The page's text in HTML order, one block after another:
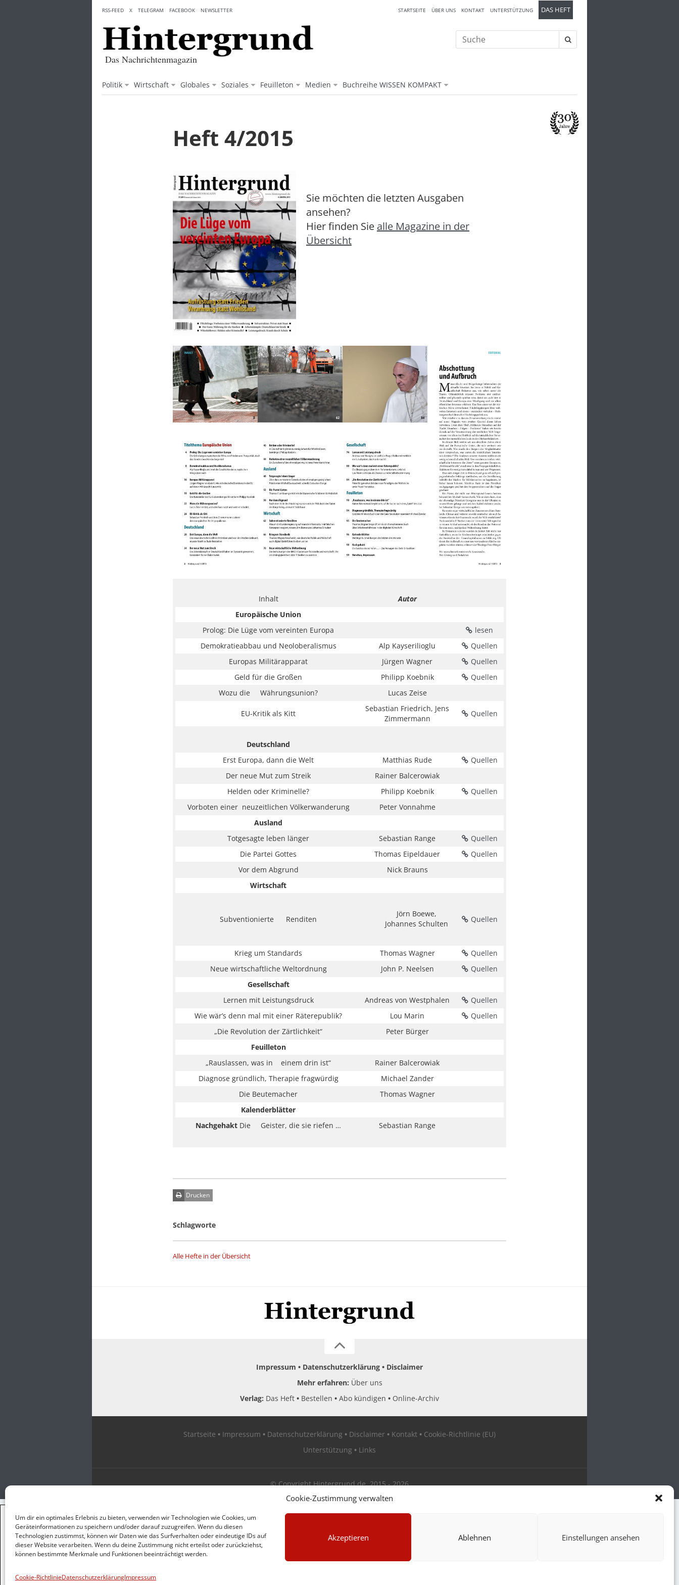
Cookie-Zustimmung verwalten
Um dir ein optimales Erlebnis zu bieten, verwenden wir Technologien wie Cookies, um
Geräteinformationen zu speichern und/oder darauf zuzugreifen. Wenn du diesen
Technologien zustimmst, können wir Daten wie das Surfverhalten oder eindeutige IDs auf
dieser Website verarbeiten. Wenn du deine Zustimmung nicht erteilst oder zurückziehst,
können bestimmte Merkmale und Funktionen beeinträchtigt werden.
Akzeptieren Ablehnen Einstellungen ansehen
Cookie-RichtlinieDatenschutzerklärungImpressum
content
Das Nachrichtenmagazin
Politik Wirtschaft Globales Soziales Feuilleton Medien Buchreihe WISSEN KOMPAKT
STARTSEITE ÜBER UNS KONTAKT UNTERSTÜTZUNG DAS HEFT
RSS-FEED X TELEGRAM FACEBOOK NEWSLETTER
Suche
nach:
Heft 4/2015
Sie möchten die letzten Ausgaben
ansehen?
Hier finden Sie alle Magazine in der
Übersicht
Inhalt
Autor
Europäische Union
Prolog: Die Lüge vom vereinten Europa
lesen
Demokratieabbau und Neoloberalismus
Alp Kayserilioglu
Quellen
Europas Militärapparat
Jürgen Wagner
Quellen
Geld für die Großen
Philipp Koebnik
Quellen
Wozu die Währungsunion?
Lucas Zeise
EU-Kritik als Kitt
Sebastian Friedrich, Jens
Zimmermann
Quellen
Deutschland
Erst Europa, dann die Welt
Matthias Rude
Quellen
Der neue Mut zum Streik
Rainer Balcerowiak
Helden oder Kriminelle?
Philipp Koebnik
Quellen
Vorboten einer neuzeitlichen Völkerwanderung
Peter Vonnahme
Ausland
Totgesagte leben länger
Sebastian Range
Quellen
Die Partei Gottes
Thomas Eipeldauer
Quellen
Vor dem Abgrund
Nick Brauns
Wirtschaft
Subventionierte Renditen
Jörn Boewe,
Johannes Schulten
Quellen
Krieg um Standards Thomas Wagner
Quellen
Neue wirtschaftliche Weltordnung
John P. Neelsen
Quellen
Gesellschaft
Lernen mit Leistungsdruck
Andreas von Westphalen
Quellen
Wie wär’s denn mal mit einer Räterepublik?
Lou Marin
Quellen
„Die Revolution der Zärtlichkeit“
Peter Bürger
Feuilleton
„Rauslassen, was in einem drin ist“
Rainer Balcerowiak
Diagnose gründlich, Therapie fragwürdig
Michael Zander
Die Beutemacher
Thomas Wagner
Kalenderblätter
Nachgehakt Die Geister, die sie riefen … Sebastian Range
Drucken
Schlagworte
Alle Hefte in der Übersicht
Impressum Datenschutzerklärung
Disclaimer
Mehr erfahren: Über uns
Verlag: Das Heft Bestellen Abo kündigen Online-Archiv
Startseite Impressum Datenschutzerklärung Disclaimer Kontakt
Cookie-Richtlinie (EU)
Unterstützung
Links
© Copyright Hintergrund.de, 2015 - 2026
Zum Newsletter jetzt kostenlos anmelden
E-Mail
GUTER JOURNALISMUS
KOSTET GELD
HINTERGRUND
×